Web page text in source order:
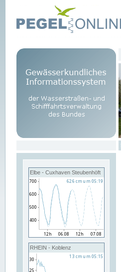
Elbe - Cuxhaven Steubenhöft
RHEIN - Koblenz